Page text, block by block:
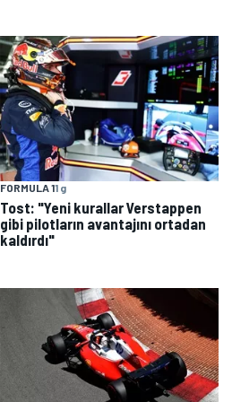
FORMULA 11 g
Tost: "Yeni kurallar Verstappen
gibi pilotların avantajını ortadan
kaldırdı"